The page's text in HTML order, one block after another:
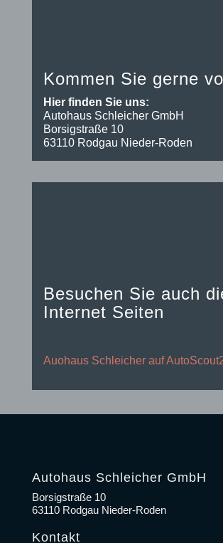
Kommen Sie gerne
Hier finden Sie uns:
Autohaus Schleicher GmbH
Borsigstraße 10
63110 Rodgau Nieder-Roden
Besuchen Sie auch
Internet Seiten
Auohaus Schleicher auf
Autohaus Schleicher GmbH
Borsigstraße 10
63110 Rodgau Nieder-Roden
Kontakt